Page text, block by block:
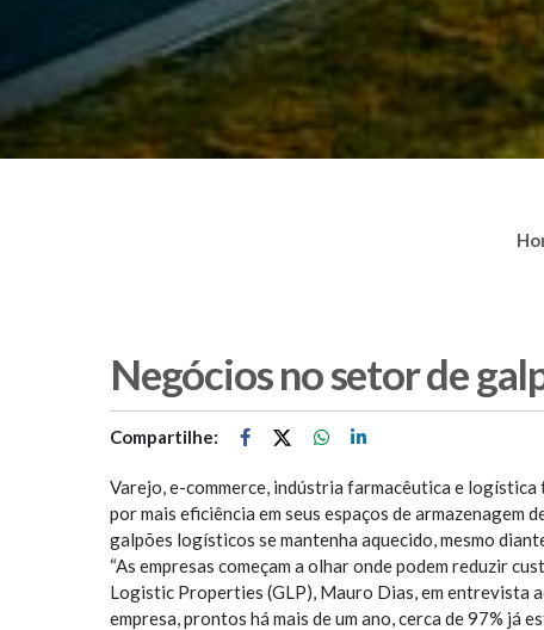
Negócios no setor de
Compartilhe:
Varejo, e-commerce, indústria farmacêutica e logística
por mais eficiência em seus espaços de armazenagem
galpões logísticos se mantenha aquecido, mesmo
“As empresas começam a olhar onde podem reduzir
Logistic Properties (GLP), Mauro Dias, em entrevista
empresa, prontos há mais de um ano, cerca de 97% já